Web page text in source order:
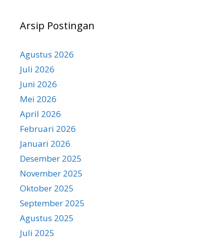
Arsip Postingan
Agustus 2026
Juli 2026
Juni 2026
Mei 2026
April 2026
Februari 2026
Januari 2026
Desember 2025
November 2025
Oktober 2025
September 2025
Agustus 2025
Juli 2025